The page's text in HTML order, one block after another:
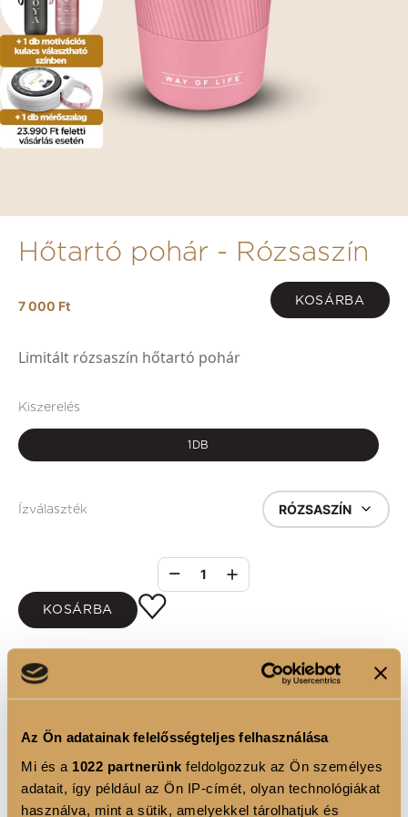
Az Ön adatainak felelősségteljes felhasználása
Mi és a 1022 partnerünk feldolgozzuk az Ön személyes
adatait, így például az Ön IP-címét, olyan technológiákat
használva, mint a sütik, amelyekkel tárolhatjuk és
Hőtartó pohár - Rózsaszín
7 000 Ft KOSÁRBA
Limitált rózsaszín hőtartó pohár
Kiszerelés
1DB
Ízválaszték RÓZSASZÍN
1
KOSÁRBA
- Rozsdamentes fém
- 400 ml